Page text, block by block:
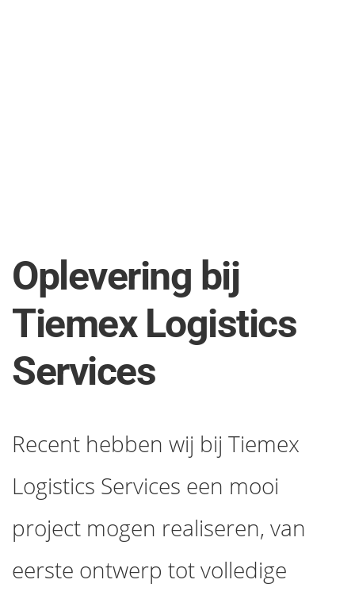
Oplevering bij
Tiemex Logistics
Services
Recent hebben wij bij Tiemex
Logistics Services een mooi
project mogen realiseren, van
eerste ontwerp tot volledige